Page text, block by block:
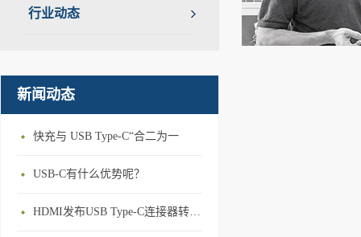
行业动态
新闻动态
快充与 USB Type-C“合二为一
USB-C有什么优势呢？
HDMI发布USB Type-C连接器转接模式规范